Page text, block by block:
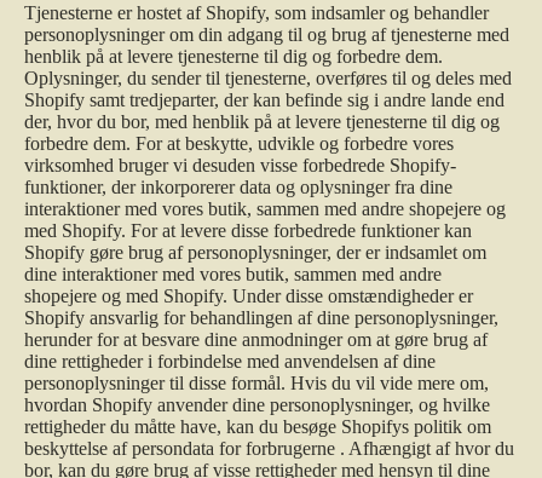
Tjenesterne er hostet af Shopify, som indsamler og behandler
personoplysninger om din adgang til og brug af tjenesterne med
henblik på at levere tjenesterne til dig og forbedre dem.
Oplysninger, du sender til tjenesterne, overføres til og deles med
Shopify samt tredjeparter, der kan befinde sig i andre lande end
der, hvor du bor, med henblik på at levere tjenesterne til dig og
forbedre dem. For at beskytte, udvikle og forbedre vores
virksomhed bruger vi desuden visse forbedrede Shopify-
funktioner, der inkorporerer data og oplysninger fra dine
interaktioner med vores butik, sammen med andre shopejere og
med Shopify. For at levere disse forbedrede funktioner kan
Shopify gøre brug af personoplysninger, der er indsamlet om
dine interaktioner med vores butik, sammen med andre
shopejere og med Shopify. Under disse omstændigheder er
Shopify ansvarlig for behandlingen af dine personoplysninger,
herunder for at besvare dine anmodninger om at gøre brug af
dine rettigheder i forbindelse med anvendelsen af dine
personoplysninger til disse formål. Hvis du vil vide mere om,
hvordan Shopify anvender dine personoplysninger, og hvilke
rettigheder du måtte have, kan du besøge Shopifys politik om
beskyttelse af persondata for forbrugerne . Afhængigt af hvor du
bor, kan du gøre brug af visse rettigheder med hensyn til dine